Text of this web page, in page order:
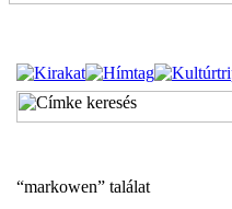
“markowen” találat